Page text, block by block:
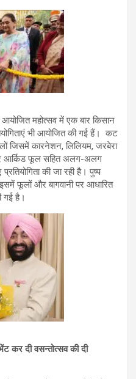
आयोजित महोत्सव में एक बार किसान
भी आयोजित की गई हैं। कट
जिसमें कारनेशन, लिलियम, जरबेरा
आर्किड फूल सहित अलग-अलग
की जा रही है। पुष्प
फूलों और बागवानी पर आधारित
गई है।
कर दी वसन्तोत्सव की दी